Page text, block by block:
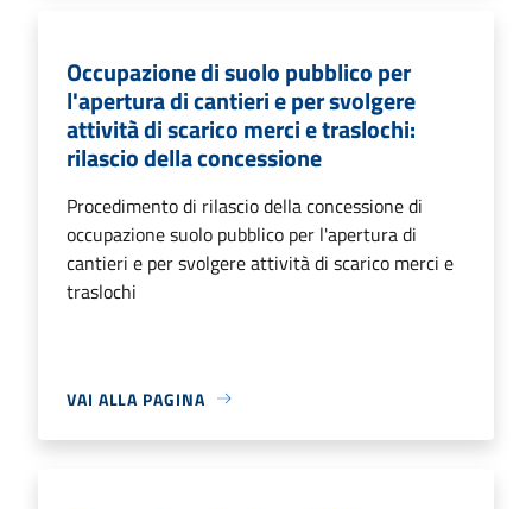
Occupazione di suolo pubblico per
l'apertura di cantieri e per svolgere
attività di scarico merci e traslochi:
rilascio della concessione
Procedimento di rilascio della concessione di
occupazione suolo pubblico per l'apertura di
cantieri e per svolgere attività di scarico merci e
traslochi
VAI ALLA PAGINA